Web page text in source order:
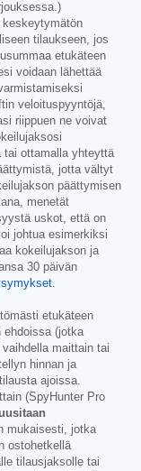
tilaukseen, jos
etukäteen
voidaan lähettää
veloituspyyntöjä,
riippuen ne voivat
tai ottamalla yhteyttä
jotta vältyt
päättymisen
menetät
uskot, että on
johtua esimerkiksi
kokeilujakson ja
30 päivän
.
etukäteen
ehdoissa (jotka
maittain tai
hinnan ja
ajoissa.
(SpyHunter Pro
mukaisesti, jotka
ostohetkellä
tilausjaksolle tai